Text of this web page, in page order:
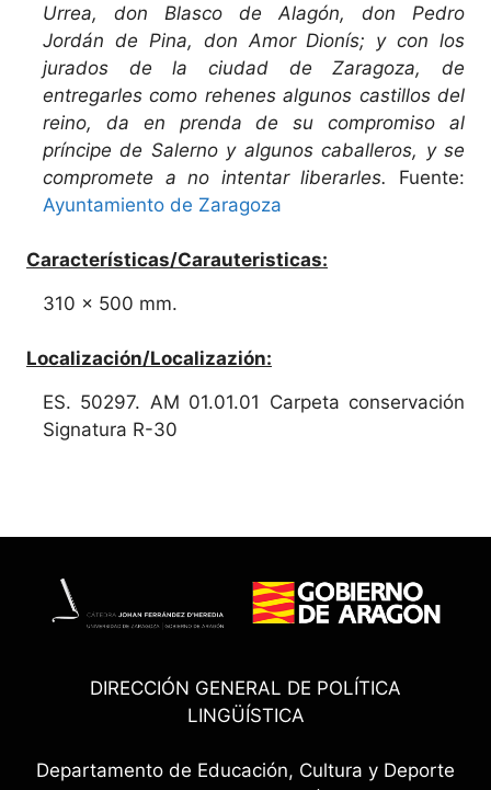
Urrea, don Blasco de Alagón, don Pedro
Jordán de Pina, don Amor Dionís; y con los
jurados de la ciudad de Zaragoza, de
entregarles como rehenes algunos castillos del
reino, da en prenda de su compromiso al
príncipe de Salerno y algunos caballeros, y se
compromete a no intentar liberarles.
Fuente:
Ayuntamiento de Zaragoza
Características/Carauteristicas:
310 x 500 mm.
Localización/Localizazión:
ES. 50297. AM 01.01.01 Carpeta conservación
Signatura R-30
DIRECCIÓN GENERAL DE POLÍTICA
LINGÜÍSTICA
Departamento de Educación, Cultura y Deporte